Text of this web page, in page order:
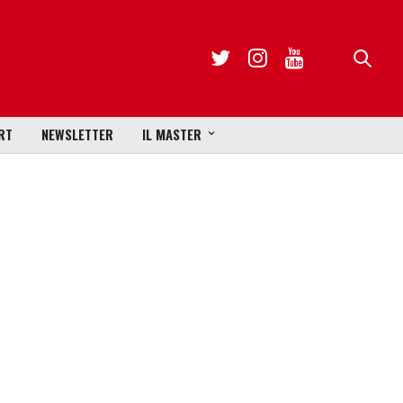
NEWSLETTER IL MASTER